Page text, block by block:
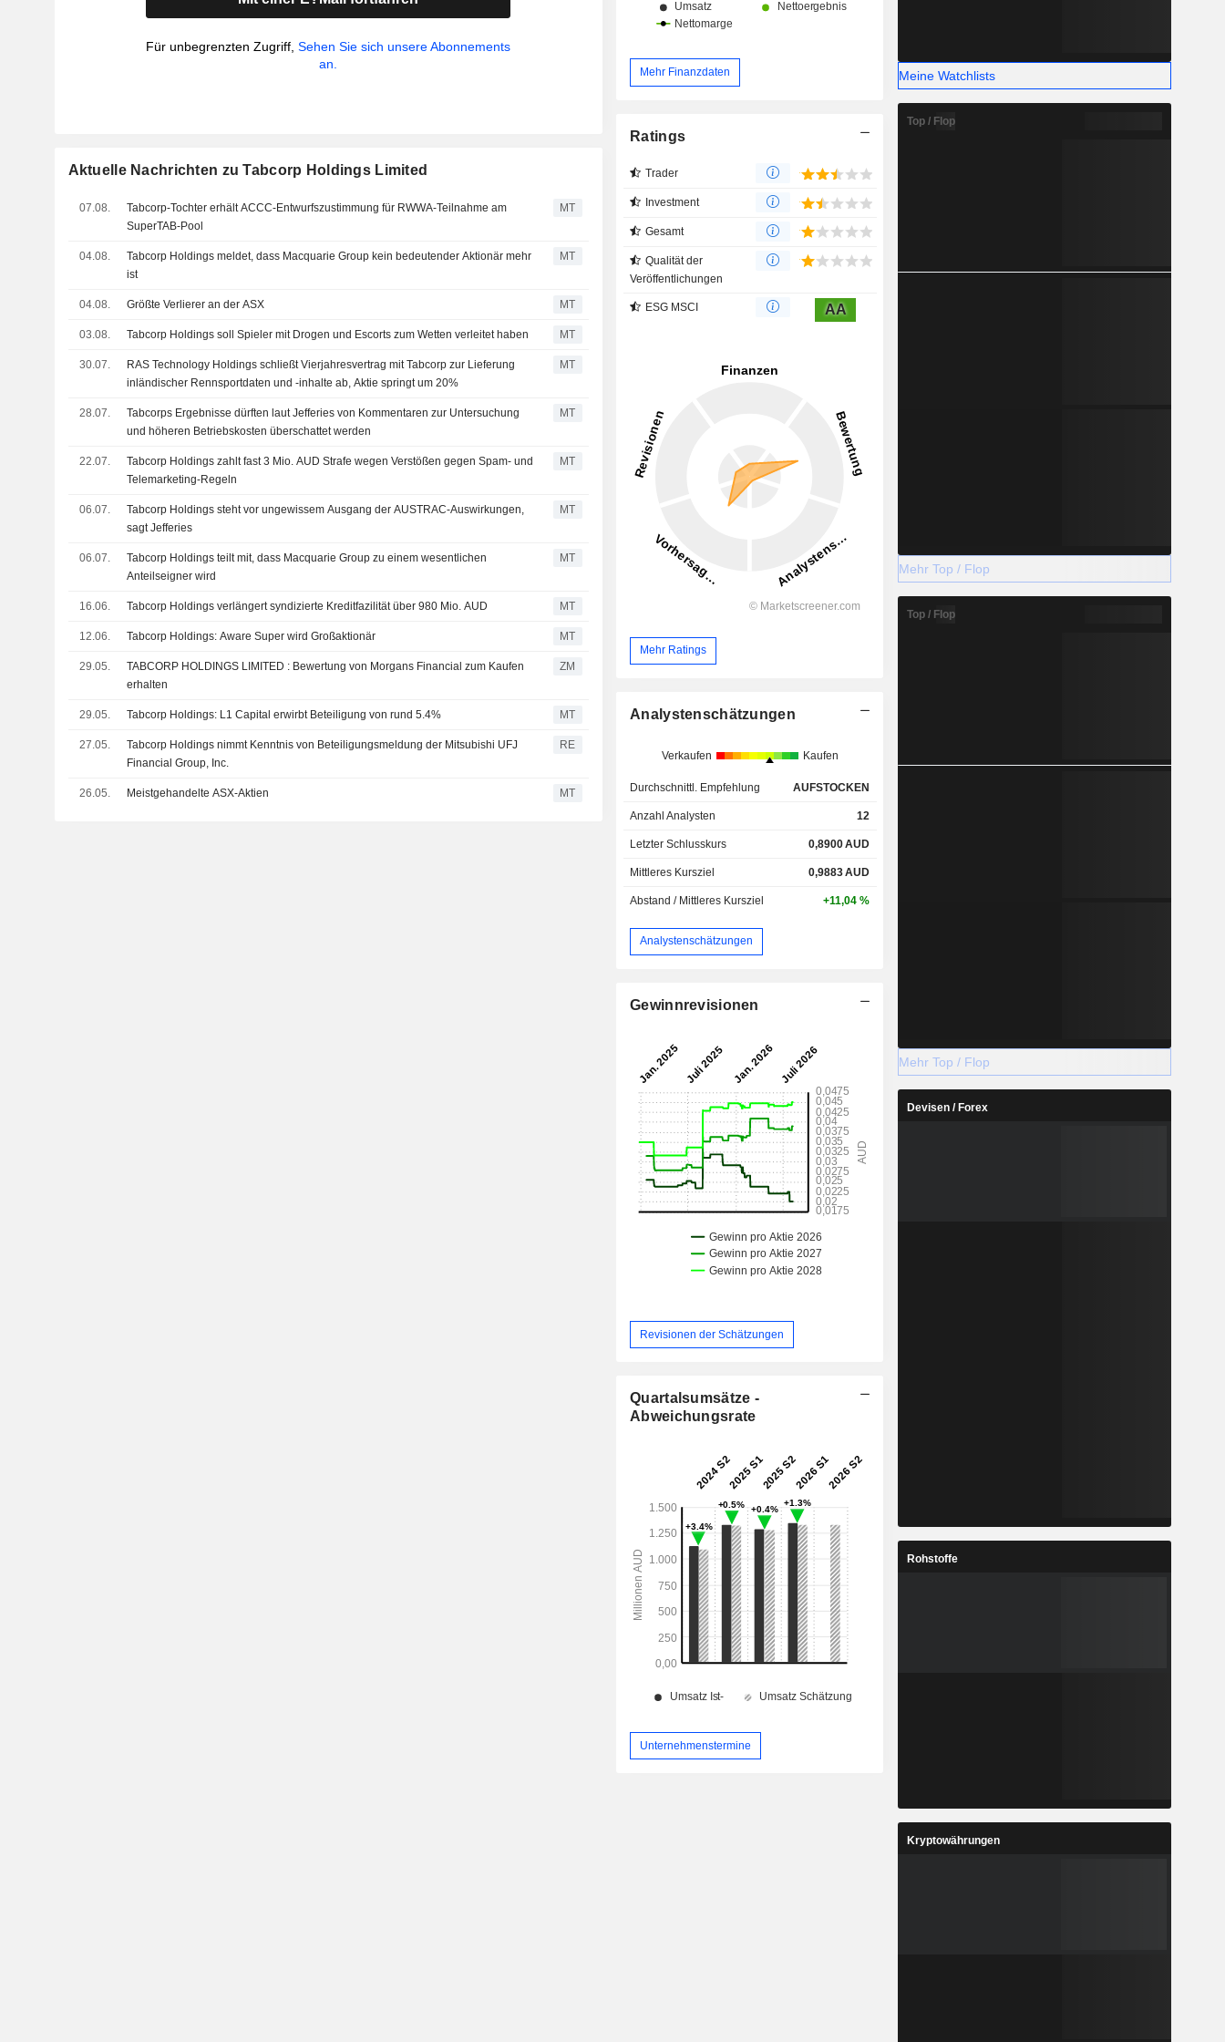
Für unbegrenzten Zugriff,Sehen Sie sich unsere Abonnements
an.
Aktuelle Nachrichten zu Tabcorp Holdings Limited
07.08.
Tabcorp-Tochter erhält ACCC-Entwurfszustimmung für RWWA-Teilnahme am
SuperTAB-Pool
MT
04.08.
Tabcorp Holdings meldet, dass Macquarie Group kein bedeutender Aktionär mehr
ist
MT
04.08. Größte Verlierer an der ASX MT
03.08. Tabcorp Holdings soll Spieler mit Drogen und Escorts zum Wetten verleitet haben MT
30.07.
RAS Technology Holdings schließt Vierjahresvertrag mit Tabcorp zur Lieferung
inländischer Rennsportdaten und -inhalte ab, Aktie springt um 20%
MT
28.07.
Tabcorps Ergebnisse dürften laut Jefferies von Kommentaren zur Untersuchung
und höheren Betriebskosten überschattet werden
MT
22.07.
Tabcorp Holdings zahlt fast 3 Mio. AUD Strafe wegen Verstößen gegen Spam- und
Telemarketing-Regeln
MT
06.07.
Tabcorp Holdings steht vor ungewissem Ausgang der AUSTRAC-Auswirkungen,
sagt Jefferies
MT
06.07.
Tabcorp Holdings teilt mit, dass Macquarie Group zu einem wesentlichen
Anteilseigner wird
MT
16.06. Tabcorp Holdings verlängert syndizierte Kreditfazilität über 980 Mio. AUD MT
12.06. Tabcorp Holdings: Aware Super wird Großaktionär MT
29.05.
TABCORP HOLDINGS LIMITED : Bewertung von Morgans Financial zum Kaufen
erhalten
ZM
29.05. Tabcorp Holdings: L1 Capital erwirbt Beteiligung von rund 5.4% MT
27.05.
Tabcorp Holdings nimmt Kenntnis von Beteiligungsmeldung der Mitsubishi UFJ
Financial Group, Inc.
RE
26.05. Meistgehandelte ASX-Aktien MT
Mehr Finanzdaten
Ratings
Trader
Investment
Gesamt
Qualität der
Veröffentlichungen
ESG MSCI AA
Mehr Ratings
Analystenschätzungen
Verkaufen Kaufen
Durchschnittl. Empfehlung AUFSTOCKEN
Anzahl Analysten 12
Letzter Schlusskurs 0,8900AUD
Mittleres Kursziel 0,9883AUD
Abstand / Mittleres Kursziel +11,04 %
Analystenschätzungen
Gewinnrevisionen
Revisionen der Schätzungen
Quartalsumsätze -
Abweichungsrate
Unternehmenstermine
Meine Watchlists
Top / Flop
Mehr Top / Flop
Top / Flop
Mehr Top / Flop
Devisen / Forex
Rohstoffe
Kryptowährungen